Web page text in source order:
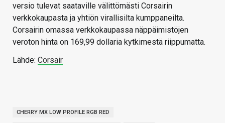
versio tulevat saataville välittömästi Corsairin
verkkokaupasta ja yhtiön virallisilta kumppaneilta.
Corsairin omassa verkkokaupassa näppäimistöjen
veroton hinta on 169,99 dollaria kytkimestä riippumatta.
Lähde: Corsair
CHERRY MX LOW PROFILE RGB RED